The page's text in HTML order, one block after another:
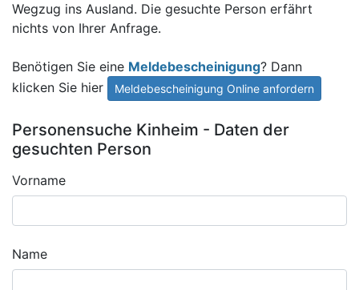
Wegzug ins Ausland. Die gesuchte Person erfährt
nichts von Ihrer Anfrage.
Benötigen Sie eine Meldebescheinigung? Dann
klicken Sie hier
Meldebescheinigung Online anfordern
Personensuche Kinheim - Daten der
gesuchten Person
Vorname
Name